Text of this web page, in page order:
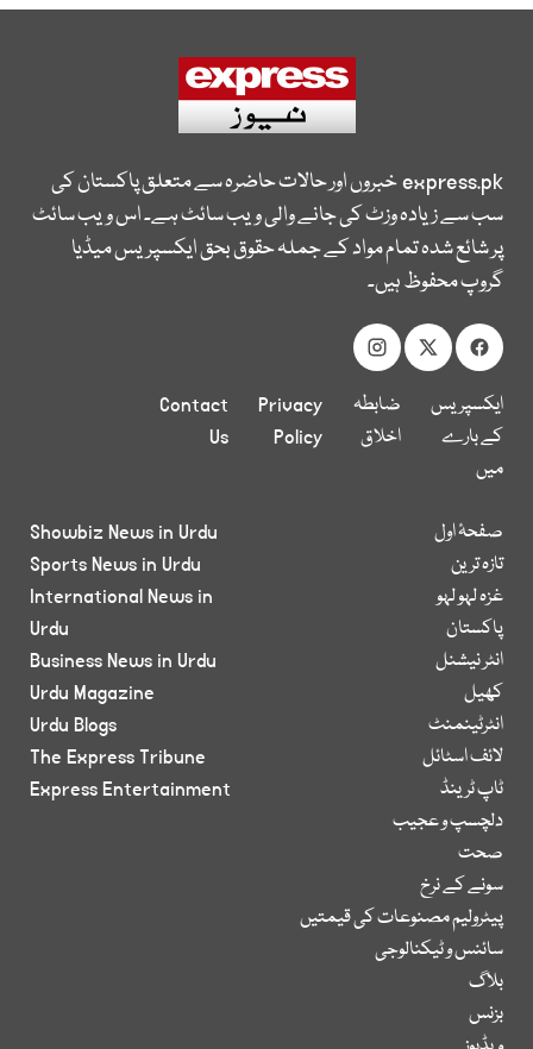
express.pkخبروں اور حالات حاضرہ سے متعلق پاکستان کی
سب سے زیادہ وزٹ کی جانے والی ویب سائٹ ہے۔ اس ویب سائٹ
پر شائع شدہ تمام مواد کے جملہ حقوق بحق ایکسپریس میڈیا
گروپ محفوظ ہیں۔
ایکسپریس
کے بارے
میں
ضابطہ
اخلاق
Privacy
Policy
Contact
Us
صفحۂ اول
تازہ ترین
غزہ لہو لہو
پاکستان
انٹر نیشنل
کھیل
انٹرٹینمنٹ
لائف اسٹائل
ٹاپ ٹرینڈ
دلچسپ و عجیب
صحت
سونے کے نرخ
پیٹرولیم مصنوعات کی قیمتیں
سائنس و ٹیکنالوجی
بلاگ
بزنس
Showbiz News in Urdu
Sports News in Urdu
International News in
Urdu
Business News in Urdu
Urdu Magazine
Urdu Blogs
The Express Tribune
Express Entertainment